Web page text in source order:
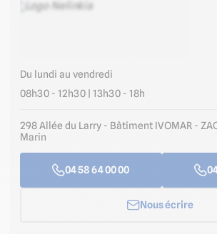
Du lundi au vendredi
08h30 - 12h30 | 13h30 - 18h
298 Allée du Larry - Bâtiment IVOMAR -
Marin
04 58 64 00 00
Nous écrire